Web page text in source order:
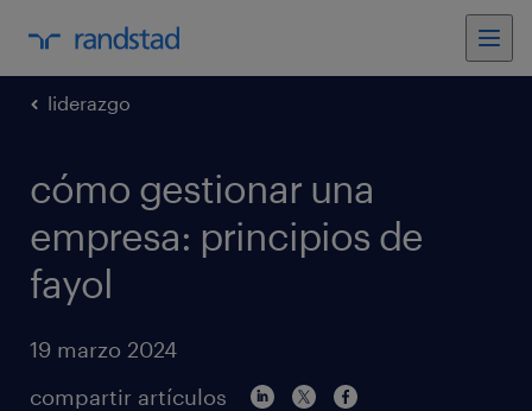
liderazgo
cómo gestionar una
empresa: principios de
fayol
19 marzo 2024
compartir artículos